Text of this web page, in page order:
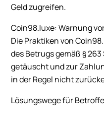
Geld zugreifen.
Coin98.luxe: Warnung
Die Praktiken von
des Betrugs gemäß §
getäuscht und zur
in der Regel nicht
Lösungswege für